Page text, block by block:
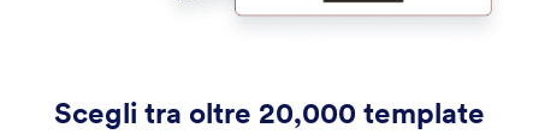
Scegli tra oltre 20,000 template